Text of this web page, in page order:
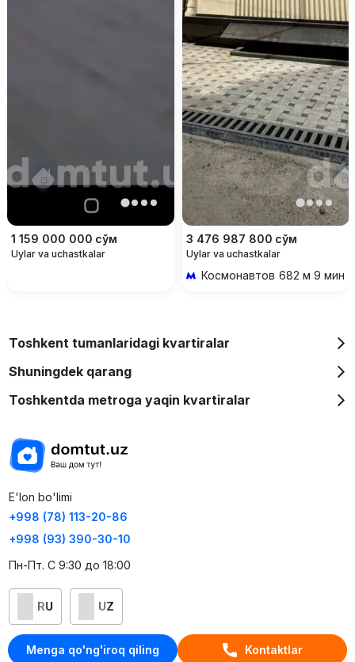
Menga qo'ng'iroq qiling Kontaktlar
1 159 000 000 сўм
Uylar va uchastkalar
3 476 987 800 сўм
Uylar va uchastkalar
Космонавтов 682 м 9 мин
Toshkent tumanlaridagi kvartiralar
Shuningdek qarang
Toshkentda metroga yaqin kvartiralar
E'lon bo'limi
+998 (78) 113-20-86
+998 (93) 390-30-10
Пн-Пт. С 9:30 до 18:00
RU UZ
Kontaktlar